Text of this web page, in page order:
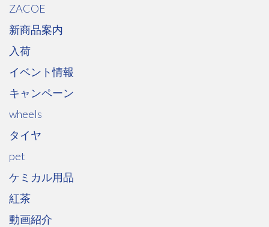
ZACOE
新商品案内
入荷
イベント情報
キャンペーン
wheels
タイヤ
pet
ケミカル用品
紅茶
動画紹介